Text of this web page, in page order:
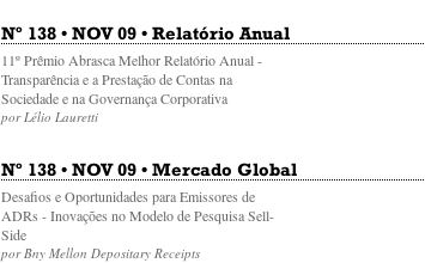
Nº 138 • NOV 09 • Relatório Anual
11º Prêmio Abrasca Melhor Relatório Anual -
Transparência e a Prestação de Contas na
Sociedade e na Governança Corporativa
por Lélio Lauretti
Nº 138 • NOV 09 • Mercado Global
Desafios e Oportunidades para Emissores de
ADRs - Inovações no Modelo de Pesquisa Sell-
Side
por Bny Mellon Depositary Receipts